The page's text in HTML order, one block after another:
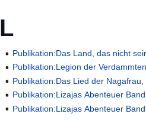
L
Publikation:Das Land, das nicht
Publikation:Legion der
Publikation:Das Lied der
Publikation:Lizajas Abenteuer
Publikation:Lizajas Abenteuer